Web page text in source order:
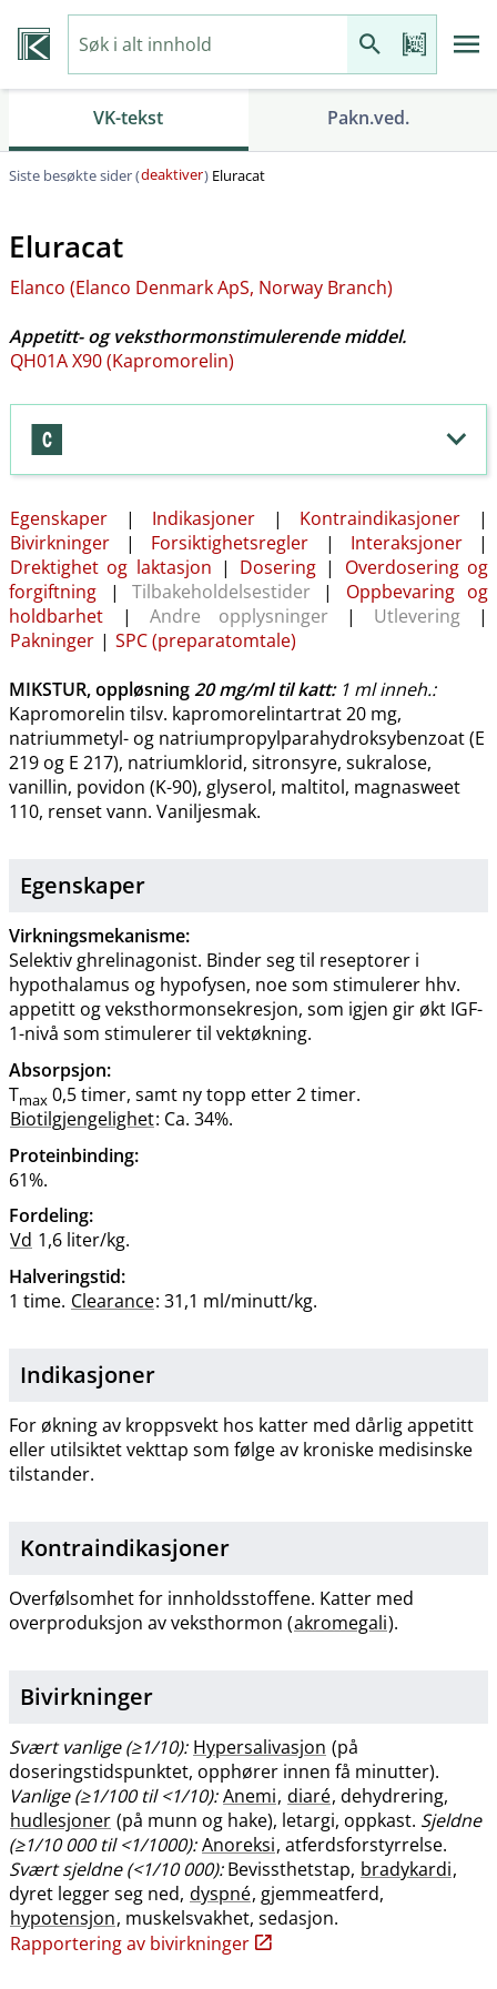
VK-tekst Pakn.ved.
Siste besøkte sider (deaktiver) Eluracat
Eluracat
Elanco (Elanco Denmark ApS, Norway Branch)
Appetitt- og veksthormonstimulerende middel.
QH01A X90 (Kapromorelin)
Egenskaper | Indikasjoner | Kontraindikasjoner |
Bivirkninger | Forsiktighetsregler | Interaksjoner |
Drektighet og laktasjon | Dosering |
Overdosering og
forgiftning | Tilbakeholdelsestider| Oppbevaring og
holdbarhet | Andre opplysninger| Utlevering|
Pakninger | SPC (preparatomtale)
MIKSTUR, oppløsning20 mg/mltil katt: 1 ml inneh.:
Kapromorelin tilsv. kapromorelintartrat 20 mg,
natriummetyl- og natriumpropylparahydroksybenzoat (E
219 og E 217), natriumklorid, sitronsyre, sukralose,
vanillin, povidon (K-90), glyserol, maltitol, magnasweet
110, renset vann. Vaniljesmak.
Egenskaper
Virkningsmekanisme:
Selektiv ghrelinagonist. Binder seg til reseptorer i
hypothalamus og hypofysen, noe som stimulerer hhv.
appetitt og veksthormonsekresjon, som igjen gir økt IGF-
1-nivå som stimulerer til vektøkning.
Absorpsjon:
Tmax 0,5 timer, samt ny topp etter 2 timer.
Biotilgjengelighet: Ca. 34%.
Proteinbinding:
61%.
Fordeling:
Vd 1,6 liter​/​kg.
Halveringstid:
1 time. Clearance: 31,1 ml/minutt​/​kg.
Indikasjoner
For økning av kroppsvekt hos katter med dårlig appetitt
eller utilsiktet vekttap som følge av kroniske medisinske
tilstander.
Kontraindikasjoner
Overfølsomhet for innholdsstoffene. Katter med
overproduksjon av veksthormon (akromegali).
Bivirkninger
Svært vanlige (≥1​/​10): Hypersalivasjon (på
doseringstidspunktet, opphører innen få minutter).
Vanlige (≥1/100 til <1​/​10): Anemi, diaré, dehydrering,
hudlesjoner (på munn og hake), letargi, oppkast. Sjeldne
(≥1/10 000 til <1​/​1000): Anoreksi, atferdsforstyrrelse.
Svært sjeldne (<1/10 000):Bevissthetstap, bradykardi,
dyret legger seg ned, dyspné, gjemmeatferd,
hypotensjon, muskelsvakhet, sedasjon.
Rapportering av bivirkninger